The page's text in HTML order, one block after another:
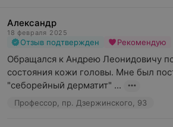
Александр
18 февраля 2025
Отзыв подтвержден Рекомендую
Обращался к Андрею Леонидовичу
состояния кожи головы. Мне был
"себорейный дерматит" ...
Профессор, пр. Дзержинского, 93